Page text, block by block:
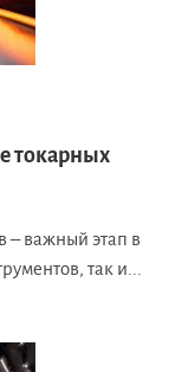
токарных
– важный этап в
так и...